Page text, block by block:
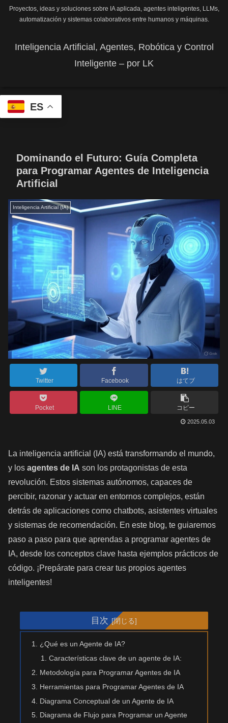
Proyectos, ideas y soluciones sobre IA aplicada, agentes inteligentes, LLMs,
automatización y sistemas colaborativos entre humanos y máquinas.
Inteligencia Artificial, Agentes, Robótica y Control
Inteligente – por LK
ES
Dominando el Futuro: Guía Completa
para Programar Agentes de Inteligencia
Artificial
Inteligencia Artificial (IA)
Twitter Facebook はてブ
Pocket LINE コピー
2025.05.03
La inteligencia artificial (IA) está transformando el mundo,
y los agentes de IA son los protagonistas de esta
revolución. Estos sistemas autónomos, capaces de
percibir, razonar y actuar en entornos complejos, están
detrás de aplicaciones como chatbots, asistentes virtuales
y sistemas de recomendación. En este blog, te guiaremos
paso a paso para que aprendas a programar agentes de
IA, desde los conceptos clave hasta ejemplos prácticos de
código. ¡Prepárate para crear tus propios agentes
inteligentes!
目次
¿Qué es un Agente de IA?
Características clave de un agente de IA:
Metodología para Programar Agentes de IA
Herramientas para Programar Agentes de IA
Diagrama Conceptual de un Agente de IA
Diagrama de Flujo para Programar un Agente